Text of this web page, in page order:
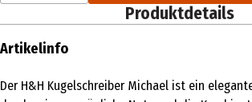
Produktdetails
Artikelinfo
Der H&H Kugelschreiber Michael ist ein